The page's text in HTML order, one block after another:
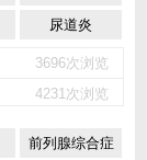
尿道炎
3696次浏览
4231次浏览
前列腺综合症